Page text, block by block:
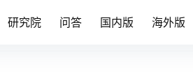
研究院 问答 国内版 海外版